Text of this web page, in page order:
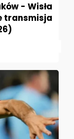
- Wisła
transmisja